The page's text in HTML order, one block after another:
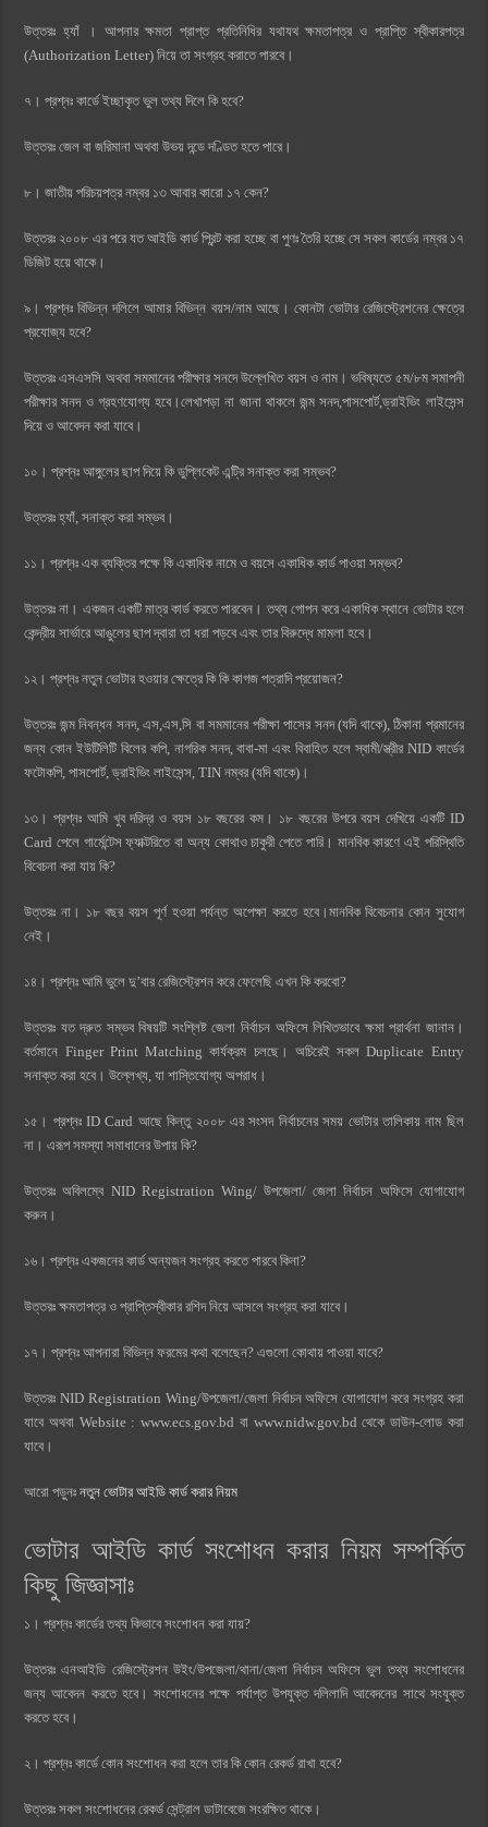
উত্তরঃ হ্যাঁ । আপনার ক্ষমতা প্রাপ্ত প্রতিনিধির যথাযথ ক্ষমতাপত্র ও প্রাপ্তি স্বীকারপত্র
(Authorization Letter) নিয়ে তা সংগ্রহ করাতে পারবে।
৭। প্রশ্নঃ কার্ডে ইচ্ছাকৃত ভুল তথ্য দিলে কি হবে?
উত্তরঃ জেল বা জরিমানা অথবা উভয় দন্ডে দণ্ডিত হতে পারে।
৮। জাতীয় পরিচয়পত্র নম্বর ১৩ আবার কারো ১৭ কেন?
উত্তরঃ ২০০৮ এর পরে যত আইডি কার্ড প্রিন্ট করা হচ্ছে বা পুণঃ তৈরি হচ্ছে সে সকল কার্ডের নম্বর ১৭
ডিজিট হয়ে থাকে।
৯। প্রশ্নঃ বিভিন্ন দলিলে আমার বিভিন্ন বয়স/নাম আছে। কোনটা ভোটার রেজিস্ট্রেশনের ক্ষেত্রে
প্রযোজ্য হবে?
উত্তরঃ এসএসসি অথবা সমমানের পরীক্ষার সনদে উল্লেখিত বয়স ও নাম। ভবিষ্যতে ৫ম/৮ম সমাপনী
পরীক্ষার সনদ ও গ্রহণযোগ্য হবে।লেখাপড়া না জানা থাকলে জন্ম সনদ,পাসপোর্ট,ড্রাইভিং লাইসেন্স
দিয়ে ও আবেদন করা যাবে।
১০। প্রশ্নঃ আঙ্গুলের ছাপ দিয়ে কি ডুপ্লিকেট এন্ট্রি সনাক্ত করা সম্ভব?
উত্তরঃ হ্যাঁ, সনাক্ত করা সম্ভব।
১১। প্রশ্নঃ এক ব্যক্তির পক্ষে কি একাধিক নামে ও বয়সে একাধিক কার্ড পাওয়া সম্ভব?
উত্তরঃ না। একজন একটি মাত্র কার্ড করতে পারবেন। তথ্য গোপন করে একাধিক স্থানে ভোটার হলে
কেন্দ্রীয় সার্ভারে আঙুলের ছাপ দ্বারা তা ধরা পড়বে এবং তার বিরুদ্ধে মামলা হবে।
১২। প্রশ্নঃ নতুন ভোটার হওয়ার ক্ষেত্রে কি কি কাগজ পত্রাদি প্রয়োজন?
উত্তরঃ জন্ম নিবন্ধন সনদ, এস,এস,সি বা সমমানের পরীক্ষা পাসের সনদ (যদি থাকে), ঠিকানা প্রমানের
জন্য কোন ইউটিলিটি বিলের কপি, নাগরিক সনদ, বাবা-মা এবং বিবাহিত হলে স্বামী/স্ত্রীর NID কার্ডের
ফটোকপি, পাসপোর্ট, ড্রাইভিং লাইসেন্স, TIN নম্বর (যদি থাকে)।
১৩। প্রশ্নঃ আমি খুব দরিদ্র ও বয়স ১৮ বছরের কম। ১৮ বছরের উপরে বয়স দেখিয়ে একটি ID
Card পেলে গার্মেন্টেস ফ্যাক্টরিতে বা অন্য কোথাও চাকুরী পেতে পারি। মানবিক কারণে এই পরিস্থিতি
বিবেচনা করা যায় কি?
উত্তরঃ না। ১৮ বছর বয়স পূর্ণ হওয়া পর্যন্ত অপেক্ষা করতে হবে।মানবিক বিবেচনার কোন সুযোগ
নেই।
১৪। প্রশ্নঃ আমি ভুলে দু’বার রেজিস্ট্রেশন করে ফেলেছি এখন কি করবো?
উত্তরঃ যত দ্রুত সম্ভব বিষয়টি সংশ্লিষ্ট জেলা নির্বাচন অফিসে লিখিতভাবে ক্ষমা প্রার্থনা জানান।
বর্তমানে Finger Print Matching কার্যক্রম চলছে। অচিরেই সকল Duplicate Entry
সনাক্ত করা হবে। উল্লেখ্য, যা শাস্তিযোগ্য অপরাধ।
১৫। প্রশ্নঃ ID Card আছে কিন্তু ২০০৮ এর সংসদ নির্বাচনের সময় ভোটার তালিকায় নাম ছিল
না। এরূপ সমস্যা সমাধানের উপায় কি?
উত্তরঃ অবিলম্বে NID Registration Wing/ উপজেলা/ জেলা নির্বাচন অফিসে যোগাযোগ
করুন।
১৬। প্রশ্নঃ একজনের কার্ড অন্যজন সংগ্রহ করতে পারবে কিনা?
উত্তরঃ ক্ষমতাপত্র ও প্রাপ্তিস্বীকার রশিদ নিয়ে আসলে সংগ্রহ করা যাবে।
১৭। প্রশ্নঃ আপনারা বিভিন্ন ফরমের কথা বলেছেন? এগুলো কোথায় পাওয়া যাবে?
উত্তরঃ NID Registration Wing/উপজেলা/জেলা নির্বাচন অফিসে যোগাযোগ করে সংগ্রহ করা
যাবে অথবা Website : www.ecs.gov.bd বা www.nidw.gov.bd থেকে ডাউন-লোড করা
যাবে।
আরো পড়ুনঃনতুন ভোটার আইডি কার্ড করার নিয়ম
ভোটার আইডি কার্ড সংশোধন করার নিয়ম সম্পর্কিত
কিছু জিজ্ঞাসাঃ
১। প্রশ্নঃ কার্ডের তথ্য কিভাবে সংশোধন করা যায়?
উত্তরঃ এনআইডি রেজিস্ট্রেশন উইং/উপজেলা/থানা/জেলা নির্বাচন অফিসে ভুল তথ্য সংশোধনের
জন্য আবেদন করতে হবে। সংশোধনের পক্ষে পর্যাপ্ত উপযুক্ত দলিলাদি আবেদনের সাথে সংযুক্ত
করতে হবে।
২। প্রশ্নঃ কার্ডে কোন সংশোধন করা হলে তার কি কোন রেকর্ড রাখা হবে?
উত্তরঃ সকল সংশোধনের রেকর্ড সেন্ট্রাল ডাটাবেজে সংরক্ষিত থাকে।